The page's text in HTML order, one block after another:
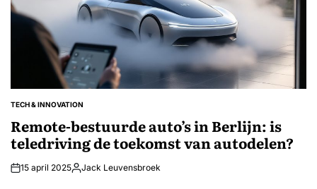
GEPLAATST
TECH & INNOVATION
Remote-bestuurde auto’s in Berlijn: is
teledriving de toekomst van autodelen?
15 april 2025Geplaatst
Jack Leuvensbroek